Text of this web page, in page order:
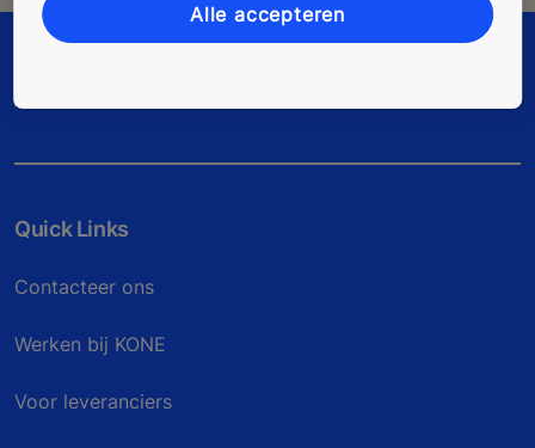
Quick Links
Contacteer ons
Werken bij KONE
Voor leveranciers
Alle accepteren